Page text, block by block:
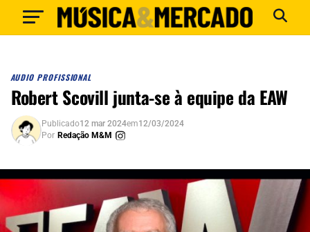
AUDIO PROFISSIONAL
Robert Scovill junta-se à equipe da EAW
Publicado12 mar 2024em12/03/2024
Por Redação M&M